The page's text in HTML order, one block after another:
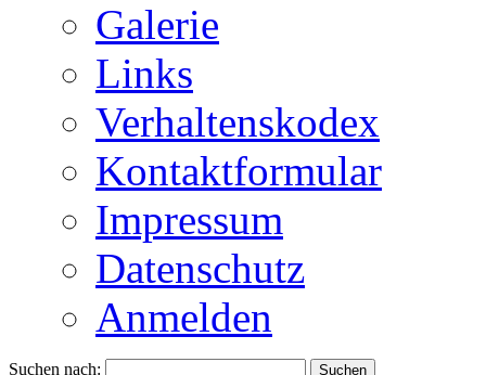
Galerie
Links
Verhaltenskodex
Kontaktformular
Impressum
Datenschutz
Anmelden
Suchen nach: